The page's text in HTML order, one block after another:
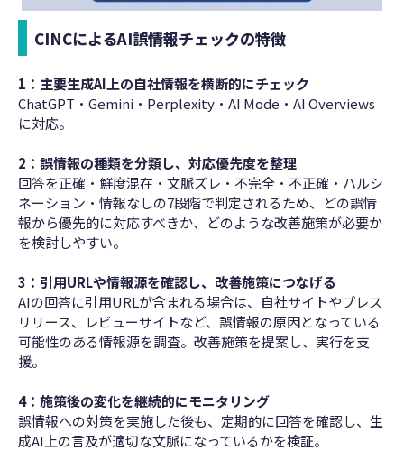
CINCによるAI誤情報チェックの特徴
1：主要生成AI上の自社情報を横断的にチェック
ChatGPT・Gemini・Perplexity・AI Mode・AI Overviews
に対応。
2：誤情報の種類を分類し、対応優先度を整理
回答を正確・鮮度混在・文脈ズレ・不完全・不正確・ハルシ
ネーション・情報なしの7段階で判定されるため、どの誤情
報から優先的に対応すべきか、どのような改善施策が必要か
を検討しやすい。
3：引用URLや情報源を確認し、改善施策につなげる
AIの回答に引用URLが含まれる場合は、自社サイトやプレス
リリース、レビューサイトなど、誤情報の原因となっている
可能性のある情報源を調査。改善施策を提案し、実行を支
援。
4：施策後の変化を継続的にモニタリング
誤情報への対策を実施した後も、定期的に回答を確認し、生
成AI上の言及が適切な文脈になっているかを検証。